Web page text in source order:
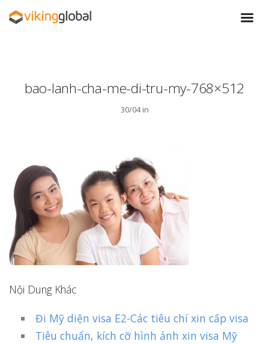
bao-lanh-cha-me-di-tru-my-768×512
30/04 in
Nội Dung Khác
Đi Mỹ diện visa E2-Các tiêu chí xin cấp visa
Tiêu chuẩn, kích cỡ hình ảnh xin visa Mỹ